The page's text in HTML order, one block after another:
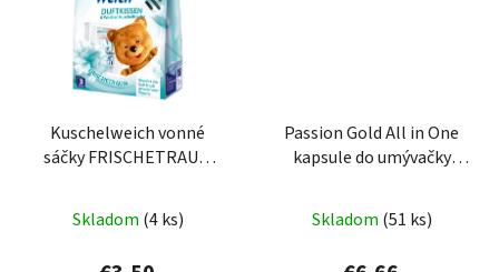
Kuschelweich vonné
sáčky FRISCHETRAUM
Skladom (4 ks)
Passion Gold All in One
kapsule do umývačky
Skladom (51 ks)